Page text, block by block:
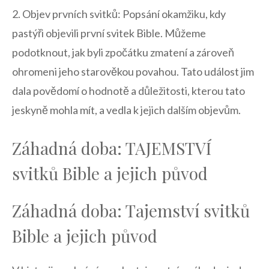
2. Objev prvních svitků: ​Popsání okamžiku, kdy
pastýři objevili první svitek Bible. Můžeme
podotknout, jak byli zpočátku zmatení a zároveň
ohromeni jeho starověkou povahou. Tato událost jim
dala ⁤povědomí o hodnotě a důležitosti, kterou​ tato
jeskyně mohla mít, a vedla k jejich ⁣dalším objevům.
Záhadná doba: TAJEMSTVÍ
svitků Bible a jejich původ
Záhadná doba:‍ Tajemství svitků
Bible a jejich původ